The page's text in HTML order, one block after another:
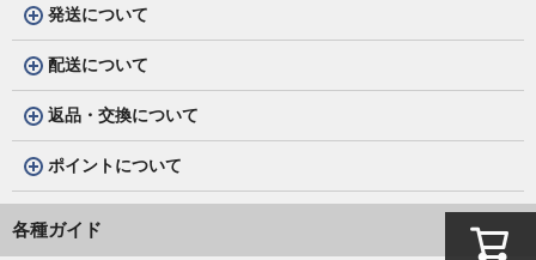
発送について
配送について
返品・交換について
ポイントについて
各種ガイド